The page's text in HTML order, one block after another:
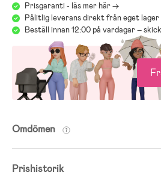
Prisgaranti - läs mer här ->
Pålitlig leverans direkt från eget lager
Beställ innan 12:00 på vardagar –
Omdömen
Prishistorik